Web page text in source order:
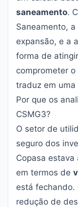
saneamento.
Saneamento,
expansão, e a
forma de
comprometer
traduz em uma
Por que os
CSMG3?
O setor de
seguro dos
Copasa
em termos de
está fechando.
redução de